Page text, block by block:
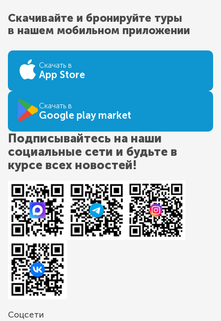
Скачивайте и бронируйте туры
в нашем мобильном приложении
Скачать в
App Store
Скачать в
Google play market
Подписывайтесь на наши
социальные сети и будьте в
курсе всех новостей!
Соцсети